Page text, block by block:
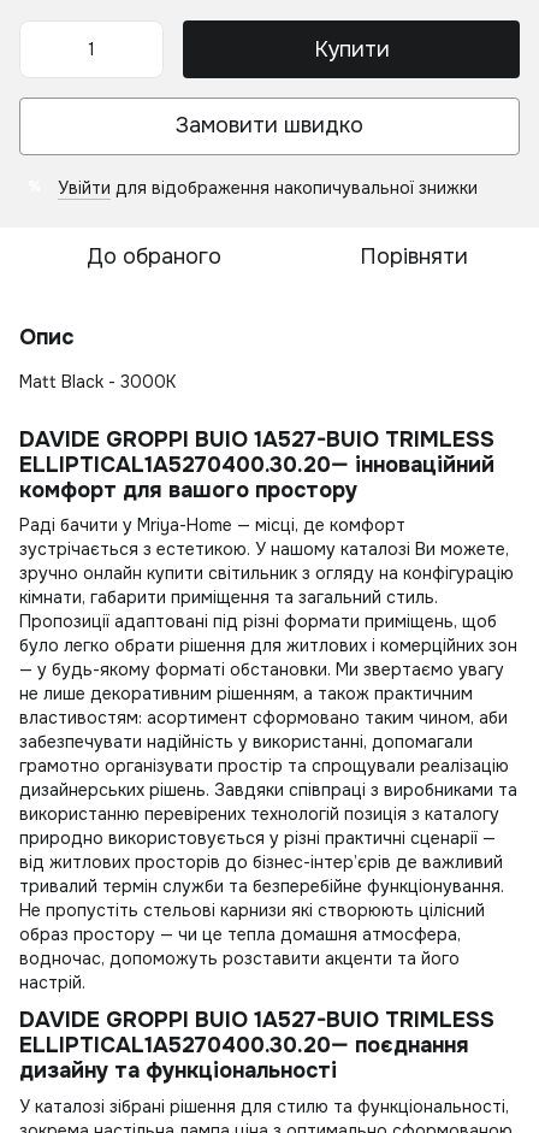
Купити
Замовити швидко
Увійти для відображення накопичувальної знижки
До обраного Порівняти
Опис
Matt Black - 3000K
DAVIDE GROPPI BUIO 1A527-BUIO TRIMLESS
ELLIPTICAL1A5270400.30.20— інноваційний
комфорт для вашого простору
Раді бачити у Mriya-Home — місці, де комфорт
зустрічається з естетикою. У нашому каталозі Ви можете,
зручно онлайн купити світильник з огляду на конфігурацію
кімнати, габарити приміщення та загальний стиль.
Пропозиції адаптовані під різні формати приміщень, щоб
було легко обрати рішення для житлових і комерційних зон
— у будь-якому форматі обстановки. Ми звертаємо увагу
не лише декоративним рішенням, а також практичним
властивостям: асортимент сформовано таким чином, аби
забезпечувати надійність у використанні, допомагали
грамотно організувати простір та спрощували реалізацію
дизайнерських рішень. Завдяки співпраці з виробниками та
використанню перевірених технологій позиція з каталогу
природно використовується у різні практичні сценарії —
від житлових просторів до бізнес-інтер’єрів де важливий
тривалий термін служби та безперебійне функціонування.
Не пропустіть стельові карнизи які створюють цілісний
образ простору — чи це тепла домашня атмосфера,
водночас, допоможуть розставити акценти та його
настрій.
DAVIDE GROPPI BUIO 1A527-BUIO TRIMLESS
ELLIPTICAL1A5270400.30.20— поєднання
дизайну та функціональності
У каталозі зібрані рішення для стилю та функціональності,